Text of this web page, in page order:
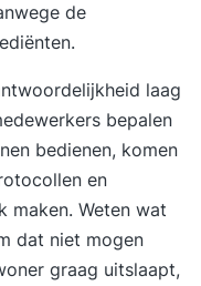
de
laag
bepalen
bedienen, komen
en
maken. Weten wat
dat niet mogen
graag uitslaapt,